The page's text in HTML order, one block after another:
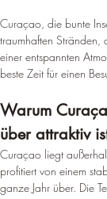
Curaçao, die bunte
traumhaften Stränden,
einer entspannten
beste Zeit für einen
Warum
über attraktiv
Curaçao liegt
profitiert von einem
ganze Jahr über. Die